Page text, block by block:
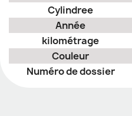
Cylindree
Année
kilométrage
Couleur
Numéro de dossier